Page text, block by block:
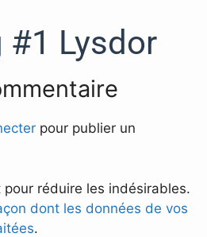
#1 Lysdor
pour publier un
réduire les indésirables.
dont les données de vos
.